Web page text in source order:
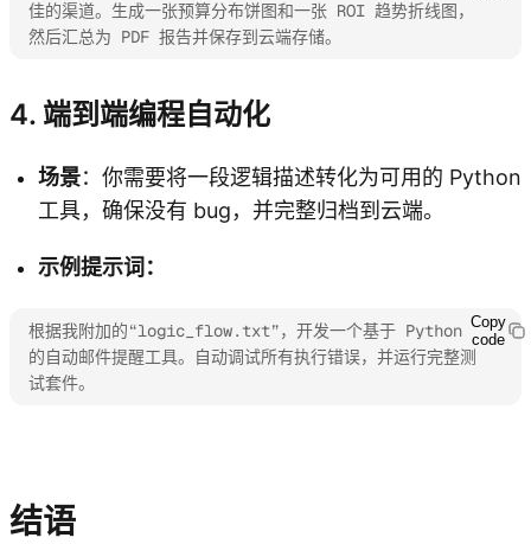
佳的渠道。生成一张预算分布饼图和一张 ROI 趋势折线图，
然后汇总为 PDF 报告并保存到云端存储。
4. 端到端编程自动化
场景：你需要将一段逻辑描述转化为可用的 Python
工具，确保没有 bug，并完整归档到云端。
示例提示词：
根据我附加的“logic_flow.txt”，开发一个基于 Python
的自动邮件提醒工具。自动调试所有执行错误，并运行完整测
试套件。
Copy
code
结语